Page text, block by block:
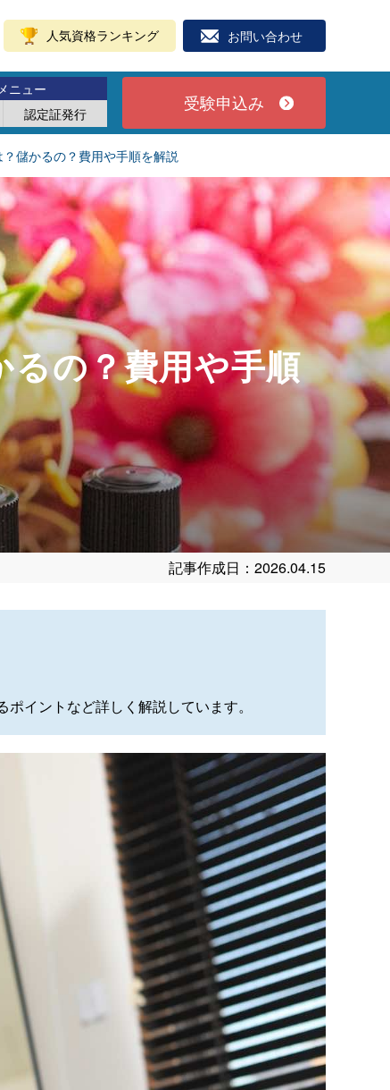
人気資格ランキング お問い合わせ
ニュー
認定証発行 受験申込み
儲かるの？費用や手順を解説
の？費用や手順
記事作成日：2026.04.15
イントなど詳しく解説しています。